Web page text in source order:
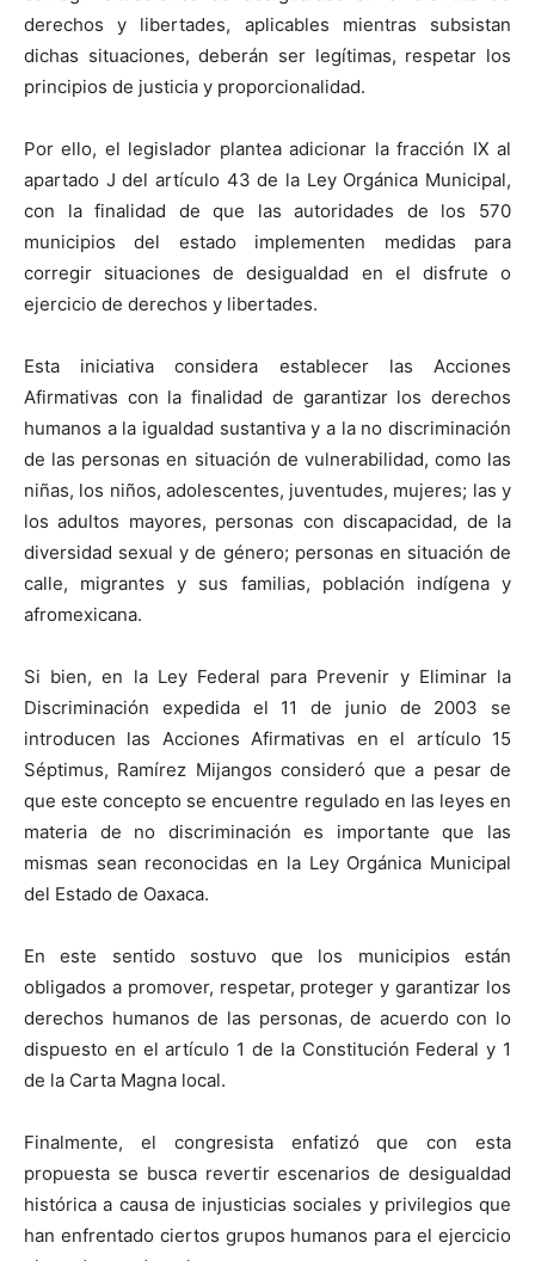
derechos y libertades, aplicables mientras subsistan
dichas situaciones, deberán ser legítimas, respetar los
principios de justicia y proporcionalidad.
Por ello, el legislador plantea adicionar la fracción IX al
apartado J del artículo 43 de la Ley Orgánica Municipal,
con la finalidad de que las autoridades de los 570
municipios del estado implementen medidas para
corregir situaciones de desigualdad en el disfrute o
ejercicio de derechos y libertades.
Esta iniciativa considera establecer las Acciones
Afirmativas con la finalidad de garantizar los derechos
humanos a la igualdad sustantiva y a la no discriminación
de las personas en situación de vulnerabilidad, como las
niñas, los niños, adolescentes, juventudes, mujeres; las y
los adultos mayores, personas con discapacidad, de la
diversidad sexual y de género; personas en situación de
calle, migrantes y sus familias, población indígena y
afromexicana.
Si bien, en la Ley Federal para Prevenir y Eliminar la
Discriminación expedida el 11 de junio de 2003 se
introducen las Acciones Afirmativas en el artículo 15
Séptimus, Ramírez Mijangos consideró que a pesar de
que este concepto se encuentre regulado en las leyes en
materia de no discriminación es importante que las
mismas sean reconocidas en la Ley Orgánica Municipal
del Estado de Oaxaca.
En este sentido sostuvo que los municipios están
obligados a promover, respetar, proteger y garantizar los
derechos humanos de las personas, de acuerdo con lo
dispuesto en el artículo 1 de la Constitución Federal y 1
de la Carta Magna local.
Finalmente, el congresista enfatizó que con esta
propuesta se busca revertir escenarios de desigualdad
histórica a causa de injusticias sociales y privilegios que
han enfrentado ciertos grupos humanos para el ejercicio